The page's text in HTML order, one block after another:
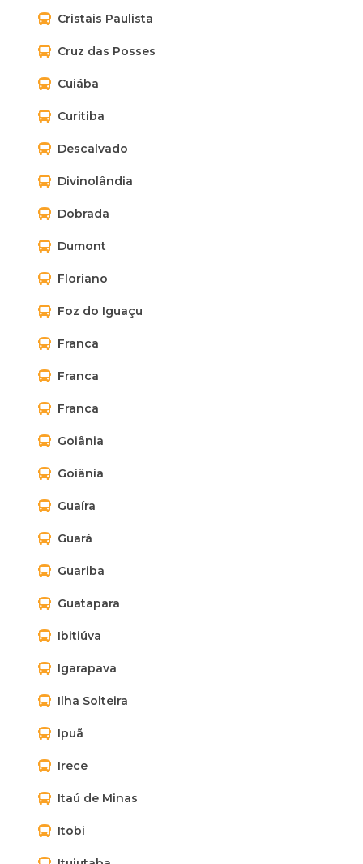
Cristais Paulista
Cruz das Posses
Cuiába
Curitiba
Descalvado
Divinolândia
Dobrada
Dumont
Floriano
Foz do Iguaçu
Franca
Franca
Franca
Goiânia
Goiânia
Guaíra
Guará
Guariba
Guatapara
Ibitiúva
Igarapava
Ilha Solteira
Ipuã
Irece
Itaú de Minas
Itobi